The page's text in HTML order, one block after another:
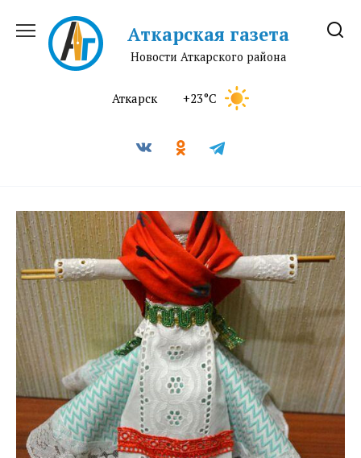
содержанию
Аткарская газета
Новости Аткарского района
Аткарск +23°C